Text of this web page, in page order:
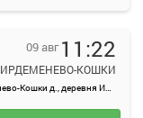
09 авг 11:22
ИРДЕМЕНЕВО-КОШКИ
Ирдеменево-Кошки д., деревня Ирдеменево-Кошки, Россия